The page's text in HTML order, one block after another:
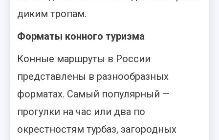
диким тропам.
Форматы конного туризма
Конные маршруты в России
представлены в разнообразных
форматах. Самый популярный —
прогулки на час или два по
окрестностям турбаз, загородных